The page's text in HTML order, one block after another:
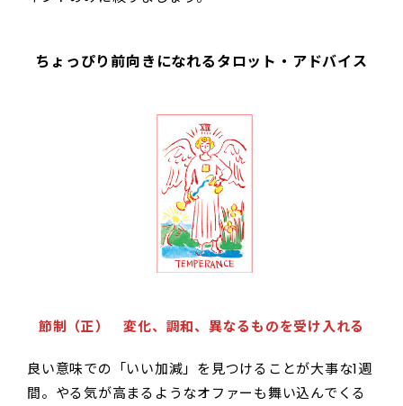
ちょっぴり前向きになれるタロット・アドバイス
節制（正） 変化、調和、異なるものを受け入れる
良い意味での「いい加減」を見つけることが大事な1週
間。やる気が高まるようなオファーも舞い込んでくる